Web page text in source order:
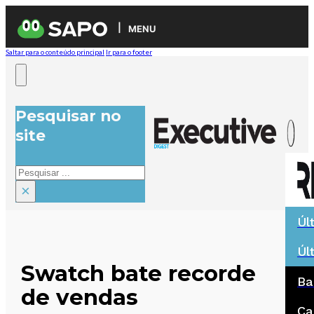
MENU
Saltar para o conteúdo principal Ir para o footer
Pesquisar no
site
Pesquisar
×
Swatch bate recorde
de vendas